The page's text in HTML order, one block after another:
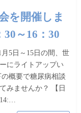
を開催しま
～16：30
5日～15日の間、世
にライトアップい
概要で糖尿病相談
みませんか？ 【日
14:…